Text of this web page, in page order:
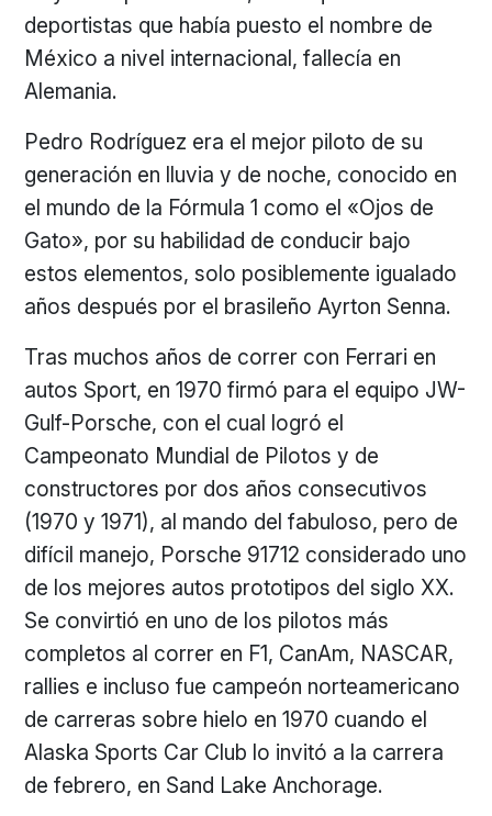
deportistas que había puesto el nombre de
México a nivel internacional, fallecía en
Alemania.
Pedro Rodríguez era el mejor piloto de su
generación en lluvia y de noche, conocido en
el mundo de la Fórmula 1 como el «Ojos de
Gato», por su habilidad de conducir bajo
estos elementos, solo posiblemente igualado
años después por el brasileño Ayrton Senna.
Tras muchos años de correr con Ferrari en
autos Sport, en 1970 firmó para el equipo JW-
Gulf-Porsche, con el cual logró el
Campeonato Mundial de Pilotos y de
constructores por dos años consecutivos
(1970 y 1971), al mando del fabuloso, pero de
difícil manejo, Porsche 91712 considerado uno
de los mejores autos prototipos del siglo XX.
Se convirtió en uno de los pilotos más
completos al correr en F1, CanAm, NASCAR,
rallies e incluso fue campeón norteamericano
de carreras sobre hielo en 1970 cuando el
Alaska Sports Car Club lo invitó a la carrera
de febrero, en Sand Lake Anchorage.